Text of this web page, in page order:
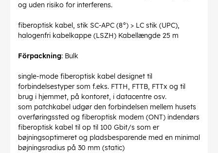
og uden risiko for interferens.
fiberoptisk kabel, stik SC-APC (8°) > LC stik (UPC),
halogenfri kabelkappe (LSZH) Kabellængde 25 m
Förpackning: Bulk
single-mode fiberoptisk kabel designet til
forbindelsestyper som f.eks. FTTH, FTTB, FTTx og til
brug i hjemmet, på kontoret, i datacentre osv.
som patchkabel udgør den forbindelsen mellem husets
overføringssted og fiberoptisk modem (ONT) indendørs
fiberoptisk kabel til op til 100 Gbit/s som er
bøjningsoptimeret og pladsbesparende med en minimal
bøjningsradius på 30 mm (static)